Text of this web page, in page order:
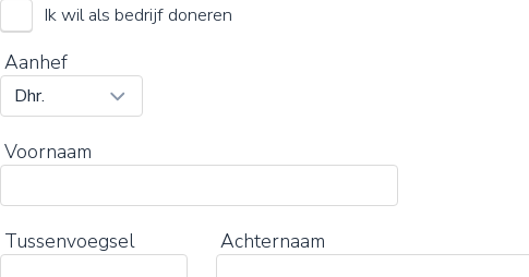
Ik wil als bedrijf doneren
Aanhef
Voornaam
Tussenvoegsel Achternaam